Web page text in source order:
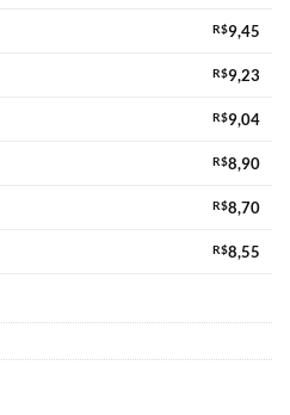
R$9,45
R$9,23
R$9,04
R$8,90
R$8,70
R$8,55